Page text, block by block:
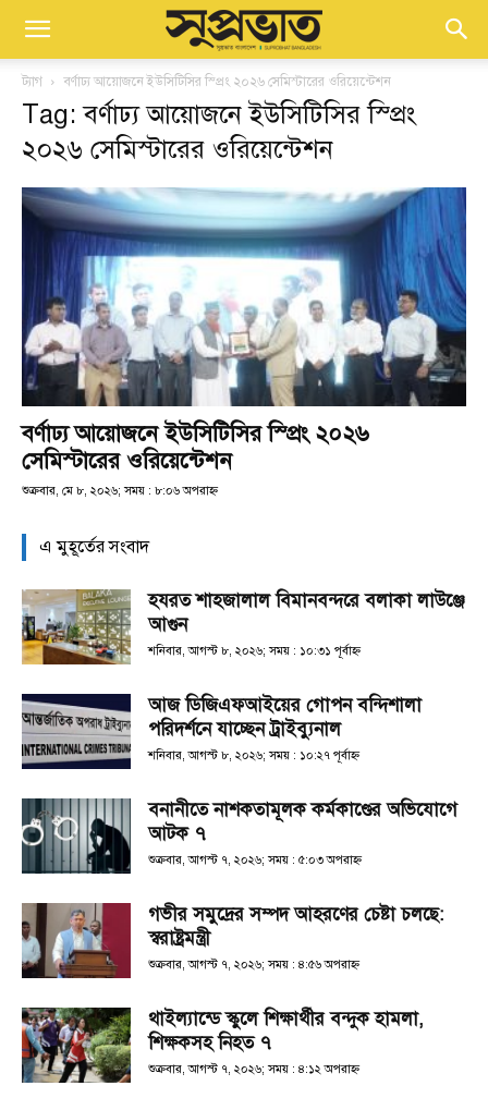
ট্যাগ বর্ণাঢ্য আয়োজনে ইউসিটিসির স্প্রিং ২০২৬ সেমিস্টারের ওরিয়েন্টেশন
Tag: বর্ণাঢ্য আয়োজনে ইউসিটিসির স্প্রিং
২০২৬ সেমিস্টারের ওরিয়েন্টেশন
বর্ণাঢ্য আয়োজনে ইউসিটিসির স্প্রিং ২০২৬
সেমিস্টারের ওরিয়েন্টেশন
শুক্রবার, মে ৮, ২০২৬; সময় : ৮:০৬ অপরাহ্ণ
এ মুহূর্তের সংবাদ
হযরত শাহজালাল বিমানবন্দরে বলাকা লাউঞ্জে
আগুন
শনিবার, আগস্ট ৮, ২০২৬; সময় : ১০:৩১ পূর্বাহ্ণ
আজ ডিজিএফআইয়ের গোপন বন্দিশালা
পরিদর্শনে যাচ্ছেন ট্রাইব্যুনাল
শনিবার, আগস্ট ৮, ২০২৬; সময় : ১০:২৭ পূর্বাহ্ণ
বনানীতে নাশকতামূলক কর্মকাণ্ডের অভিযোগে
আটক ৭
শুক্রবার, আগস্ট ৭, ২০২৬; সময় : ৫:০৩ অপরাহ্ণ
গভীর সমুদ্রের সম্পদ আহরণের চেষ্টা চলছে:
স্বরাষ্ট্রমন্ত্রী
শুক্রবার, আগস্ট ৭, ২০২৬; সময় : ৪:৫৬ অপরাহ্ণ
থাইল্যান্ডে স্কুলে শিক্ষার্থীর বন্দুক হামলা,
শিক্ষকসহ নিহত ৭
শুক্রবার, আগস্ট ৭, ২০২৬; সময় : ৪:১২ অপরাহ্ণ